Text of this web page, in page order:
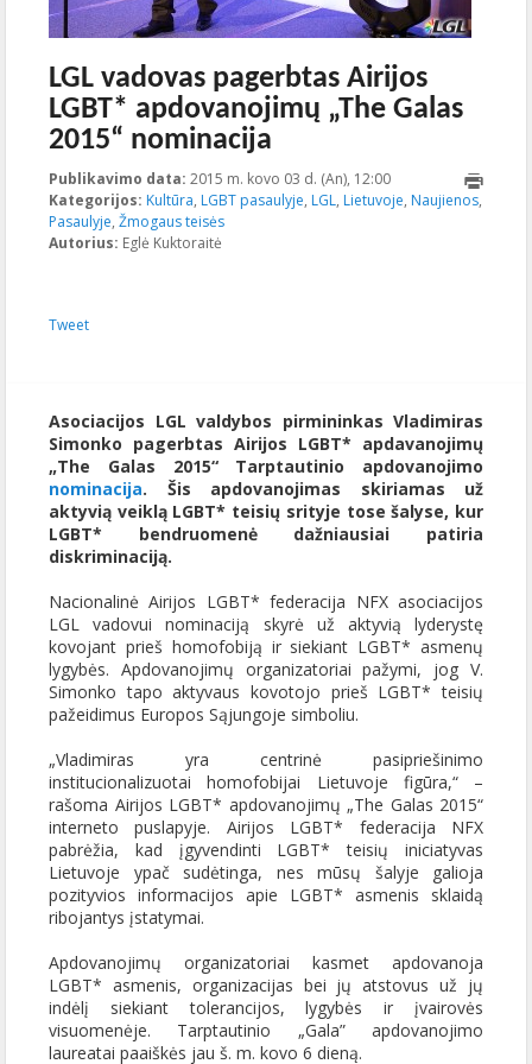
LGL vadovas pagerbtas Airijos
LGBT* apdovanojimų „The Galas
2015“ nominacija
Publikavimo data: 2015 m. kovo 03 d. (An), 12:00
16T21:22:44+00:00
Kategorijos: Kultūra, LGBT pasaulyje, LGL, Lietuvoje, Naujienos,
Pasaulyje, Žmogaus teisės
Autorius: Eglė Kuktoraitė
Tweet
Asociacijos LGL valdybos pirmininkas Vladimiras
Simonko pagerbtas Airijos LGBT* apdavanojimų
„The Galas 2015“ Tarptautinio apdovanojimo
nominacija. Šis apdovanojimas skiriamas už
aktyvią veiklą LGBT* teisių srityje tose šalyse, kur
LGBT* bendruomenė dažniausiai patiria
diskriminaciją.
Nacionalinė Airijos LGBT* federacija NFX asociacijos
LGL vadovui nominaciją skyrė už aktyvią lyderystę
kovojant prieš homofobiją ir siekiant LGBT* asmenų
lygybės. Apdovanojimų organizatoriai pažymi, jog V.
Simonko tapo aktyvaus kovotojo prieš LGBT* teisių
pažeidimus Europos Sąjungoje simboliu.
„Vladimiras yra centrinė pasipriešinimo
institucionalizuotai homofobijai Lietuvoje figūra,“ –
rašoma Airijos LGBT* apdovanojimų „The Galas 2015“
interneto puslapyje. Airijos LGBT* federacija NFX
pabrėžia, kad įgyvendinti LGBT* teisių iniciatyvas
Lietuvoje ypač sudėtinga, nes mūsų šalyje galioja
pozityvios informacijos apie LGBT* asmenis sklaidą
ribojantys įstatymai.
Apdovanojimų organizatoriai kasmet apdovanoja
LGBT* asmenis, organizacijas bei jų atstovus už jų
indėlį siekiant tolerancijos, lygybės ir įvairovės
visuomenėje. Tarptautinio „Gala” apdovanojimo
laureatai paaiškės jau š. m. kovo 6 dieną.